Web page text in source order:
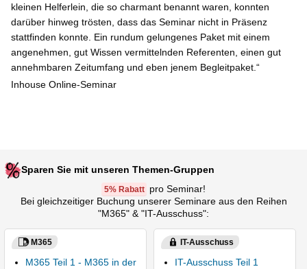
kleinen Helferlein, die so charmant benannt waren, konnten
darüber hinweg trösten, dass das Seminar nicht in Präsenz
stattfinden konnte. Ein rundum gelungenes Paket mit einem
angenehmen, gut Wissen vermittelnden Referenten, einen gut
annehmbaren Zeitumfang und eben jenem Begleitpaket.“
Inhouse Online-Seminar
Sparen Sie mit unseren Themen-Gruppen
5% Rabatt
pro Seminar!
Bei gleichzeitiger Buchung unserer Seminare aus den Reihen
"M365" & "IT-Ausschuss":
M365
M365 Teil 1 - M365 in der
IT-Ausschuss
IT-Ausschuss Teil 1